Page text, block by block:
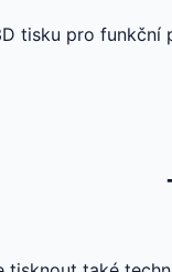
tisku pro